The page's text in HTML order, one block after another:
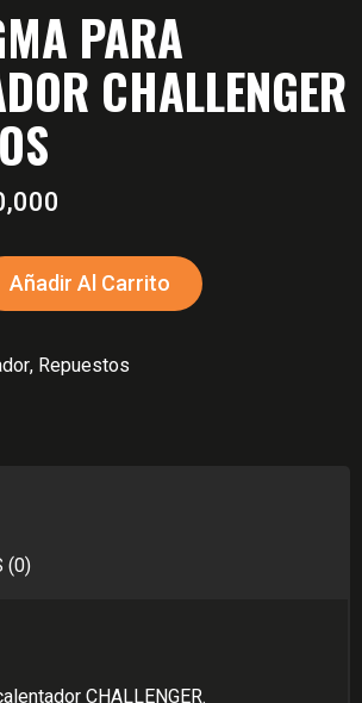
PARA
CHALLENGER
actual
es:
Añadir Al Carrito
, Repuestos
(0)
CHALLENGER.